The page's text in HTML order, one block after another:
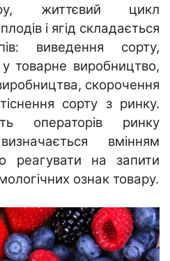
життєвий цикл
і ягід складається
виведення сорту,
товарне виробництво,
виробництва, скорочення
сорту з ринку.
операторів ринку
вмінням
реагувати на запити
ознак товару.